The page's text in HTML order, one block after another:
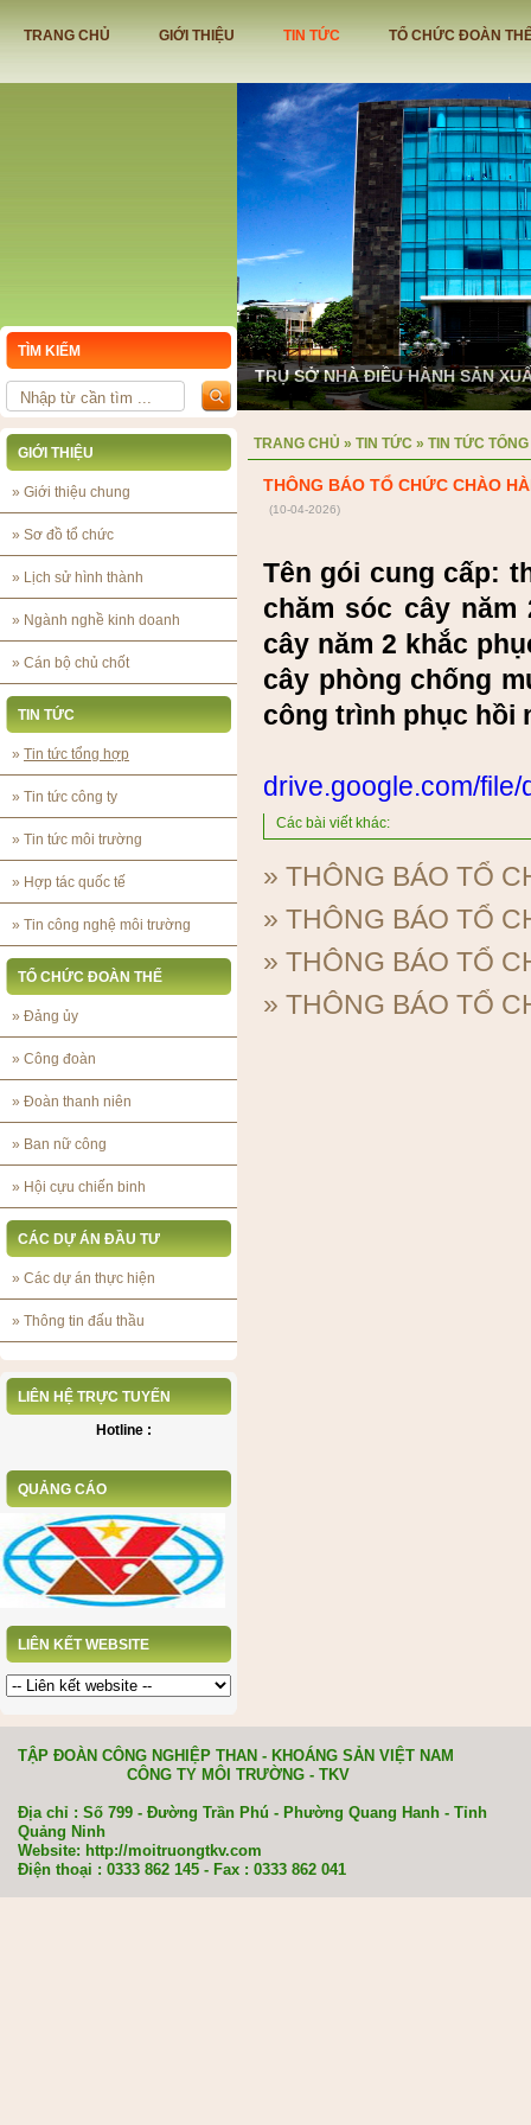
TRANG CHỦ GIỚI THIỆU TIN TỨC TỔ CHỨC ĐOÀN
TRỤ SỞ NHÀ ĐIỀU HÀNH SẢN
TÌM KIẾM
GIỚI THIỆU
» Giới thiệu chung
» Sơ đồ tổ chức
» Lịch sử hình thành
» Ngành nghề kinh doanh
» Cán bộ chủ chốt
TIN TỨC
» Tin tức tổng hợp
» Tin tức công ty
» Tin tức môi trường
» Hợp tác quốc tế
» Tin công nghệ môi trường
TỔ CHỨC ĐOÀN THỂ
» Đảng ủy
» Công đoàn
» Đoàn thanh niên
» Ban nữ công
» Hội cựu chiến binh
CÁC DỰ ÁN ĐẦU TƯ
» Các dự án thực hiện
» Thông tin đấu thầu
LIÊN HỆ TRỰC TUYẾN
Hotline :
QUẢNG CÁO
LIÊN KẾT WEBSITE
TRANG CHỦ » TIN TỨC » TIN TỨC
THÔNG BÁO TỔ CHỨC CHÀO
(10-04-2026)
Tên gói cung cấp:
chăm sóc cây
cây năm 2 khắc
cây phòng chống
công trình phục hồi
drive.google.com/
Các bài viết khác:
» THÔNG BÁO TỔ
» THÔNG BÁO TỔ
» THÔNG BÁO TỔ
» THÔNG BÁO TỔ
TẬP ĐOÀN CÔNG NGHIỆP THAN - KHOÁNG SẢN VIỆT NAM
CÔNG TY MÔI TRƯỜNG - TKV
Địa chỉ : Số 799 - Đường Trần Phú - Phường Quang Hanh - Tỉnh
Quảng Ninh
Website: http://moitruongtkv.com
Điện thoại : 0333 862 145 - Fax : 0333 862 041